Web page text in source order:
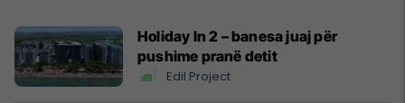
Holiday In 2 – banesa juaj për
pushime pranë detit
Edil Project